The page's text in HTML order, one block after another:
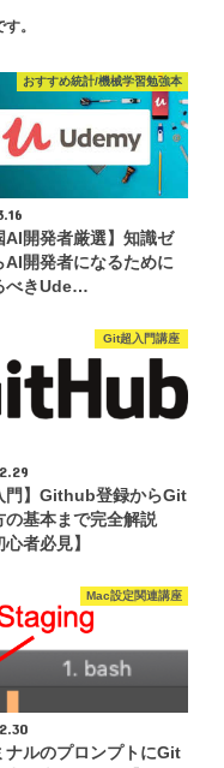
。
おすすめ統計/機械学習勉強本
AI開発者厳選】知識ゼ
AI開発者になるために
べきUde…
Git超入門講座
門】Github登録からGit
の基本まで完全解説
者必見】
Mac設定関連講座
ナルのプロンプトにGit